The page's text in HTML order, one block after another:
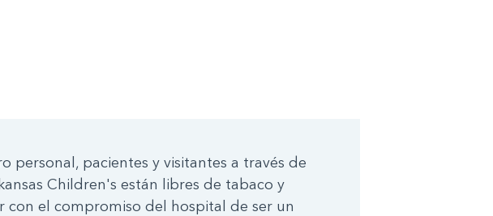
personal, pacientes y visitantes a través de
Children's están libres de tabaco y
el compromiso del hospital de ser un